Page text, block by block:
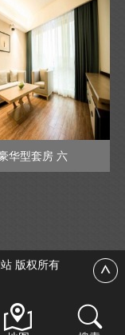
华型套房 六
版权所有